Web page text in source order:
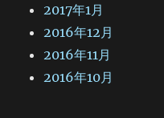
2017年1月
2016年12月
2016年11月
2016年10月